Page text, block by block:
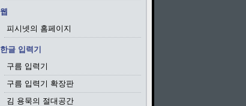
웹
피시넷의 홈페이지
한글 입력기
구름 입력기
구름 입력기 확장판
김 용묵의 절대공간